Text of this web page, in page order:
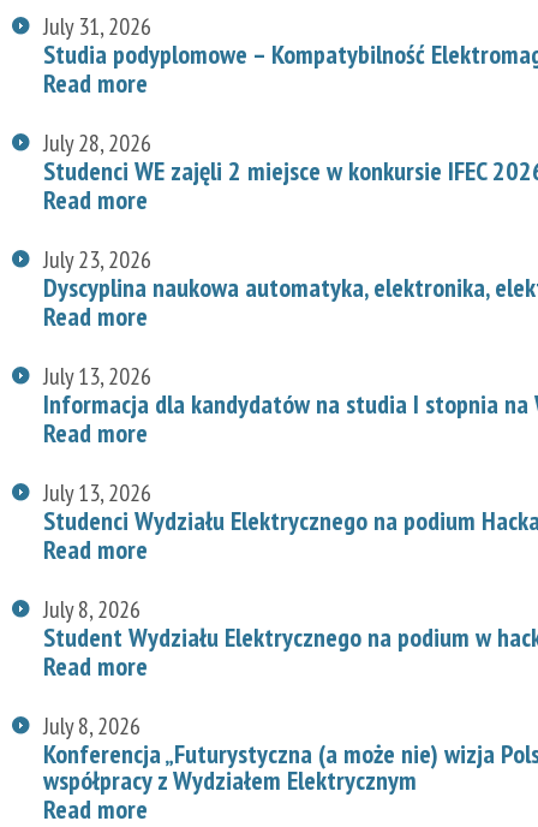
July 31, 2026
Studia podyplomowe – Kompatybilność
Read more
July 28, 2026
Studenci WE zajęli 2 miejsce w konkursie IFEC
Read more
July 23, 2026
Dyscyplina naukowa automatyka, elektronika,
Read more
July 13, 2026
Informacja dla kandydatów na studia I stopnia na
Read more
July 13, 2026
Studenci Wydziału Elektrycznego na podium
Read more
July 8, 2026
Student Wydziału Elektrycznego na podium w
Read more
July 8, 2026
Konferencja „Futurystyczna (a może nie) wizja
współpracy z Wydziałem Elektrycznym
Read more